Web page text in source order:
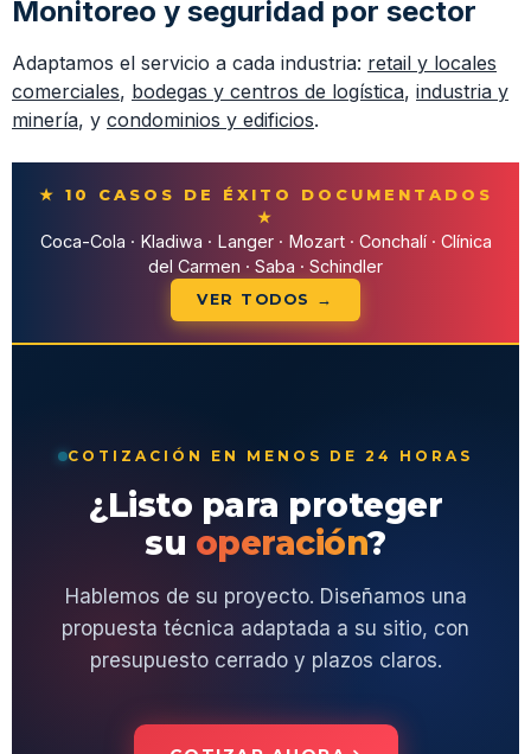
Monitoreo y seguridad por sector
Adaptamos el servicio a cada industria: retail y locales
comerciales, bodegas y centros de logística, industria y
minería, y condominios y edificios.
★ 10 CASOS DE ÉXITO DOCUMENTADOS
★
Coca-Cola · Kladiwa · Langer · Mozart · Conchalí · Clínica
del Carmen · Saba · Schindler
VER TODOS →
COTIZACIÓN EN MENOS DE 24 HORAS
¿Listo para proteger
su operación?
Hablemos de su proyecto. Diseñamos una
propuesta técnica adaptada a su sitio, con
presupuesto cerrado y plazos claros.